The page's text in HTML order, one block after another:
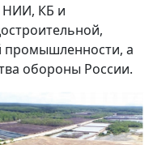
НИИ, КБ и
промышленности, а
обороны России.